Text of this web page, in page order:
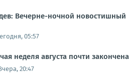
Вечерне-ночной новостишный
05:57
неделя августа почти закончена
20:47